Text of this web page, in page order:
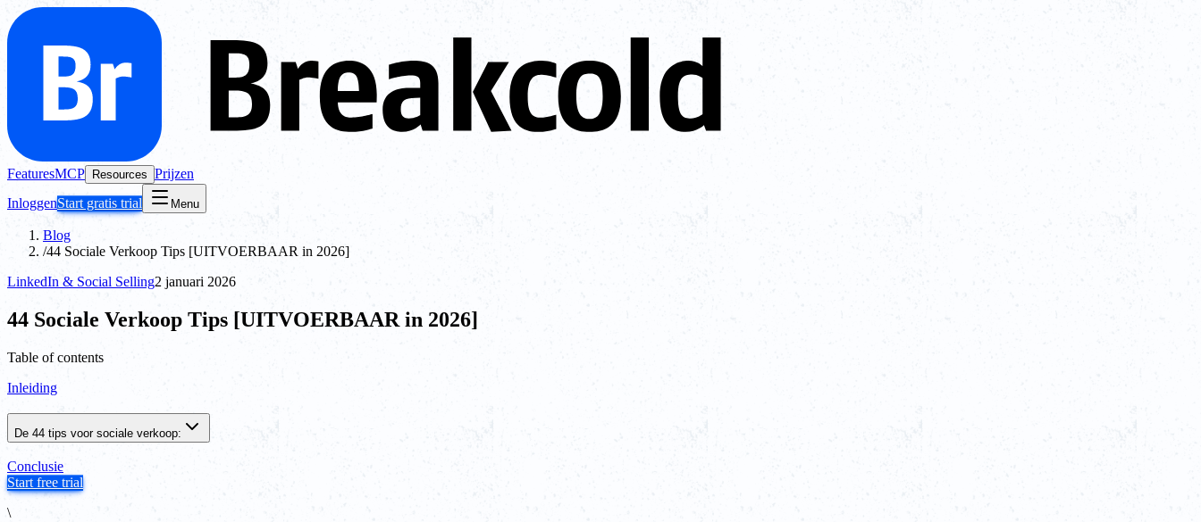
FeaturesMCP Resources Prijzen
InloggenStart gratis trial Menu
Blog
/44 Sociale Verkoop Tips [UITVOERBAAR in 2026]
LinkedIn & Social Selling2 januari 2026
44 Sociale Verkoop Tips [UITVOERBAAR in 2026]
Table of contents
Inleiding
De 44 tips voor sociale verkoop:
Conclusie
Start free trial
\